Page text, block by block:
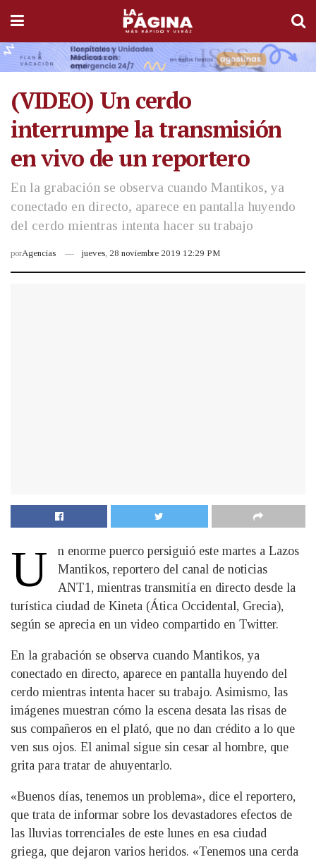
(VIDEO) Un cerdo
interrumpe la transmisión
en vivo de un reportero
En la grabación se observa cuando Mantikos, ya
conectado en directo, aparece en pantalla huyendo
del cerdo mientras intenta hacer su trabajo
porAgencias jueves, 28 noviembre 2019 12:29 PM
U
n enorme puerco persiguió este martes a Lazos
Mantikos, reportero del canal de noticias
ANT1, mientras transmitía en directo desde la
turística ciudad de Kineta (Ática Occidental, Grecia),
según se aprecia en un video compartido en Twitter.
En la grabación se observa cuando Mantikos, ya
conectado en directo, aparece en pantalla huyendo del
cerdo mientras intenta hacer su trabajo. Asimismo, las
imágenes muestran cómo la escena desata las risas de
sus compañeros en el plató, que no dan crédito a lo que
ven sus ojos. El animal sigue sin cesar al hombre, que
grita para tratar de ahuyentarlo.
«Buenos días, tenemos un problema», dice el reportero,
que trata de informar sobre los devastadores efectos de
las lluvias torrenciales de este lunes en esa ciudad
griega, que dejaron varios heridos. «Tenemos una cerda